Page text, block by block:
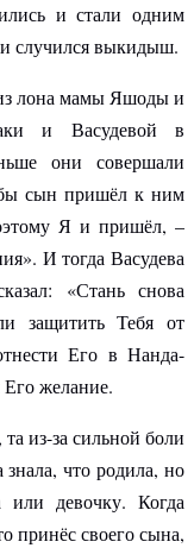
и стали одним
случился выкидыш.
лона мамы Яшоды и
и Васудевой в
они совершали
сын пришёл к ним
Я и пришёл, –
И тогда Васудева
«Стань снова
защитить Тебя от
Его в Нанда-
желание.
из-за сильной боли
что родила, но
или девочку. Когда
принёс своего сына,